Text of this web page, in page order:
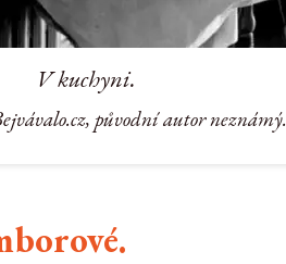
V kuchyni.
původní autor neznámý.